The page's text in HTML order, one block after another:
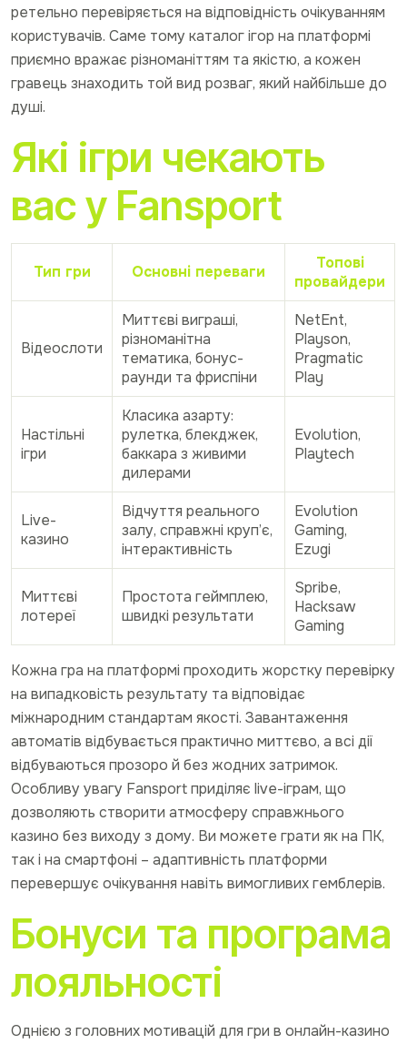
ретельно перевіряється на відповідність очікуванням
користувачів. Саме тому каталог ігор на платформі
приємно вражає різноманіттям та якістю, а кожен
гравець знаходить той вид розваг, який найбільше до
душі.
Які ігри чекають
вас у Fansport
Тип гри Основні переваги
Топові
провайдери
Відеослоти
Миттєві виграші,
різноманітна
тематика, бонус-
раунди та фриспіни
NetEnt,
Playson,
Pragmatic
Play
Настільні
ігри
Класика азарту:
рулетка, блекджек,
баккара з живими
дилерами
Evolution,
Playtech
Live-
казино
Відчуття реального
залу, справжні круп’є,
інтерактивність
Evolution
Gaming,
Ezugi
Миттєві
лотереї
Простота геймплею,
швидкі результати
Spribe,
Hacksaw
Gaming
Кожна гра на платформі проходить жорстку перевірку
на випадковість результату та відповідає
міжнародним стандартам якості. Завантаження
автоматів відбувається практично миттєво, а всі дії
відбуваються прозоро й без жодних затримок.
Особливу увагу Fansport приділяє live-іграм, що
дозволяють створити атмосферу справжнього
казино без виходу з дому. Ви можете грати як на ПК,
так і на смартфоні – адаптивність платформи
перевершує очікування навіть вимогливих гемблерів.
Бонуси та програма
лояльності
Однією з головних мотивацій для гри в онлайн-казино